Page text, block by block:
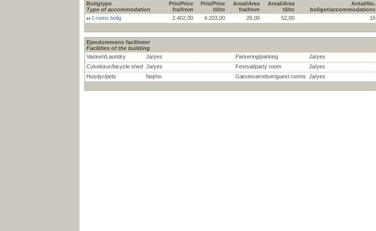
Boligtype
Type of accommodation
Pris/Price
fra/from
Pris/Price
til/to
Areal/Area
fra/from
Areal/Area
til/to
Antal/No.
boliger/accommodations
1-rums bolig
2.402,00 4.203,00 26,00 52,00 16
Ejendommens faciliteter
Facilities of the building
Vaskeri/Laundry
Ja/yes Parkering/parking
Ja/yes
Cykelskur/bicycle shed Ja/yes Festsal/party room
Ja/yes
Husdyr/pets
Nej/no Gæsteværelser/guest rooms Ja/yes